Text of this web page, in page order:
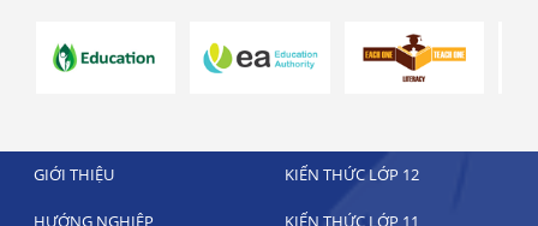
GIỚI THIỆU KIẾN THỨC LỚP 12
HƯỚNG NGHIỆP KIẾN THỨC LỚP 11